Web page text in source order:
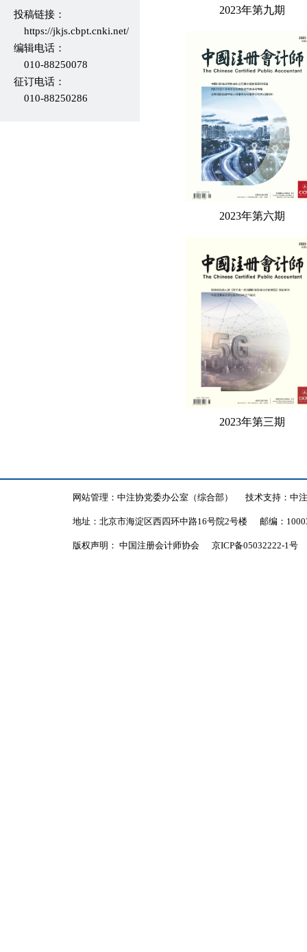
2012年会刊
2010年会刊
投稿链接：
https://jkjs.cbpt.cnki.net/
编辑电话：
010-88250078
征订电话：
010-88250286
2023年第九期
2023年第六期
2023年第三期
网站管理：中注协党委办公室（综合部） 技术支持：中
地址：北京市海淀区西四环中路16号院2号楼 邮编：
版权声明： 中国注册会计师协会 京ICP备05032222-1号